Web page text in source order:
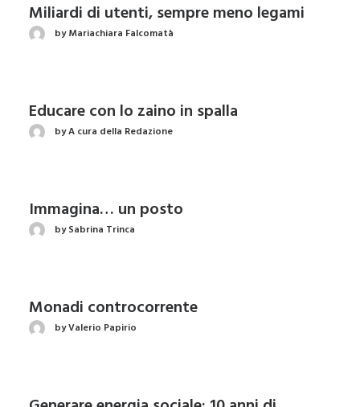
Miliardi di utenti, sempre meno legami
by Mariachiara Falcomatà
Educare con lo zaino in spalla
by A cura della Redazione
Immagina… un posto
by Sabrina Trinca
Monadi controcorrente
by Valerio Papirio